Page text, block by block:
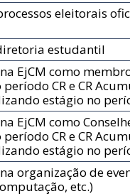
eleitorais
estudantil
EjCM como
CR e CR
estágio no
EjCM como
CR e CR
estágio no
organização de
etc.)